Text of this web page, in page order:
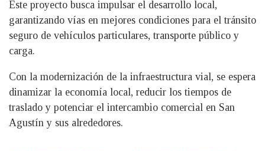
Este proyecto busca impulsar el desarrollo local,
garantizando vías en mejores condiciones para el tránsito
seguro de vehículos particulares, transporte público y
carga.
Con la modernización de la infraestructura vial, se espera
dinamizar la economía local, reducir los tiempos de
traslado y potenciar el intercambio comercial en San
Agustín y sus alrededores.